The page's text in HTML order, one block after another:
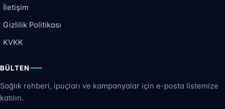
İletişim
Gizlilik Politikası
KVKK
BÜLTEN
Sağlık rehberi, ipuçları ve kampanyalar için e-posta listemize
katılın.